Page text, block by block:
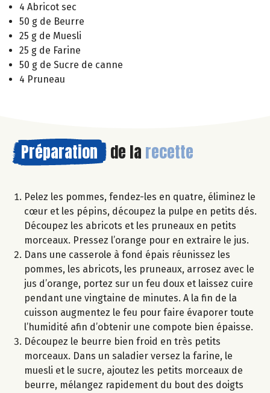
4 Abricot sec
50 g de Beurre
25 g de Muesli
25 g de Farine
50 g de Sucre de canne
4 Pruneau
Préparation de la recette
Pelez les pommes, fendez-les en quatre, éliminez le
cœur et les pépins, découpez la pulpe en petits dés.
Découpez les abricots et les pruneaux en petits
morceaux. Pressez l’orange pour en extraire le jus.
Dans une casserole à fond épais réunissez les
pommes, les abricots, les pruneaux, arrosez avec le
jus d’orange, portez sur un feu doux et laissez cuire
pendant une vingtaine de minutes. A la fin de la
cuisson augmentez le feu pour faire évaporer toute
l’humidité afin d’obtenir une compote bien épaisse.
Découpez le beurre bien froid en très petits
morceaux. Dans un saladier versez la farine, le
muesli et le sucre, ajoutez les petits morceaux de
beurre, mélangez rapidement du bout des doigts